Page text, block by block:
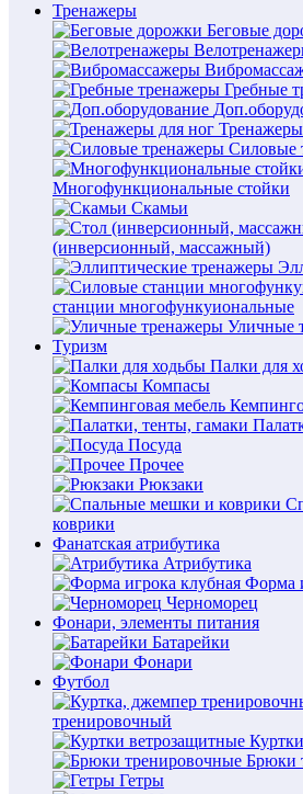
Тренажеры
Беговые
Гребные
Силовые
Многофункциональные стойки
Скамьи
(инверсионный, массажный)
станции многофункуиональные
Уличные
Туризм
Палки для
Компасы
Посуда
Прочее
Рюкзаки
коврики
Фанатская атрибутика
Атрибутика
Форма
Черноморец
Фонари, элементы питания
Батарейки
Фонари
Футбол
тренировочный
Брюки
Гетры